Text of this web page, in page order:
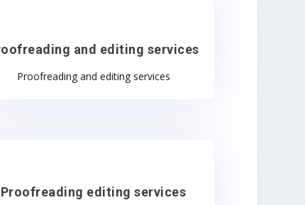
and editing services
Proofreading and editing services
Proofreading editing services